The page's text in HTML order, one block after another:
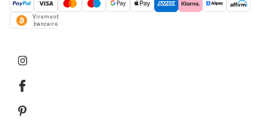
Virement
bancaire